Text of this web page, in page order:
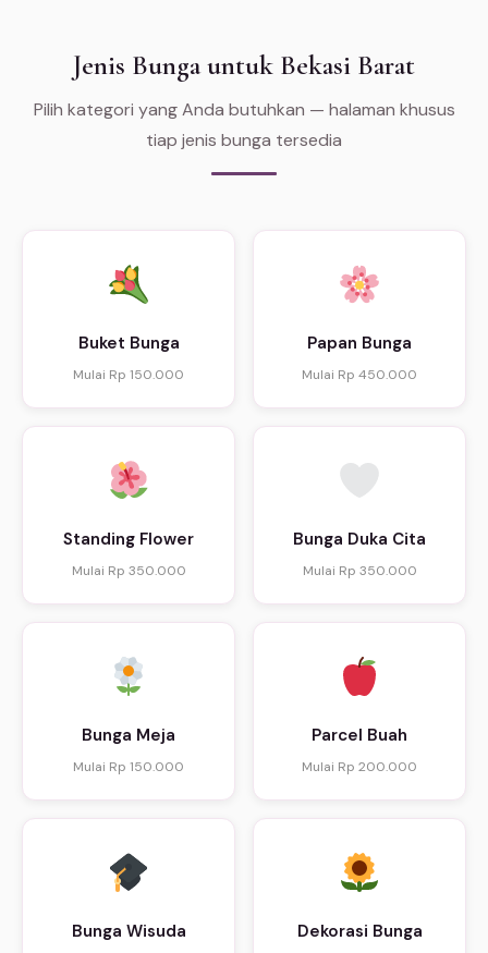
Jenis Bunga untuk Bekasi Barat
Pilih kategori yang Anda butuhkan — halaman khusus
tiap jenis bunga tersedia
Buket Bunga
Mulai Rp 150.000
Papan Bunga
Mulai Rp 450.000
Standing Flower
Mulai Rp 350.000
Bunga Duka Cita
Mulai Rp 350.000
Bunga Meja
Mulai Rp 150.000
Parcel Buah
Mulai Rp 200.000
Bunga Wisuda Dekorasi Bunga